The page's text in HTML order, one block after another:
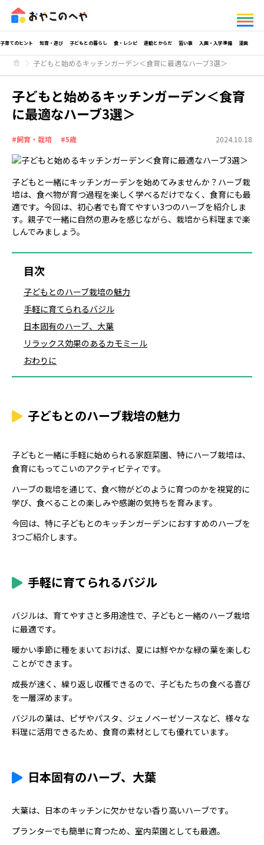
子育てのヒント 知育・遊び 子どもとの暮らし 食・レシピ 運動とからだ 習い事 入園・入学準備 漫画
子どもと始めるキッチンガーデン＜食育に最適なハーブ3選＞
子どもと始めるキッチンガーデン＜食育
に最適なハーブ3選＞
#飼育・栽培 #5歳 2024.10.18
子どもと一緒にキッチンガーデンを始めてみませんか？ハーブ栽
培は、食べ物が育つ過程を楽しく学べるだけでなく、食育にも最
適です。今回は、初心者でも育てやすい3つのハーブを紹介しま
す。親子で一緒に自然の恵みを感じながら、栽培から料理まで楽
しんでみましょう。
目次
子どもとのハーブ栽培の魅力
手軽に育てられるバジル
日本固有のハーブ、大葉
リラックス効果のあるカモミール
おわりに
子どもとのハーブ栽培の魅力
子どもと一緒に手軽に始められる家庭菜園、特にハーブ栽培は、
食育にもってこいのアクティビティです。
ハーブの栽培を通じて、食べ物がどのように育つのかを視覚的に
学び、食べることの楽しみや感謝の気持ちを育みます。
今回は、特に子どもとのキッチンガーデンにおすすめのハーブを
3つご紹介します。
手軽に育てられるバジル
バジルは、育てやすさと多用途性で、子どもと一緒のハーブ栽培
に最適です。
暖かい季節に種をまいておけば、夏には鮮やかな緑の葉を楽しむ
ことができます。
成長が速く、繰り返し収穫できるので、子どもたちの食べる喜び
を一層深めます。
バジルの葉は、ピザやパスタ、ジェノベーゼソースなど、様々な
料理に活用できるため、食育の素材としても優れています。
日本固有のハーブ、大葉
大葉は、日本のキッチンに欠かせない香り高いハーブです。
プランターでも簡単に育つため、室内菜園としても最適。